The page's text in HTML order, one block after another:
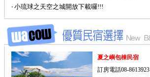
‧ 小琉球之天空之城開放下載囉!!!
夏之嶼包棟民宿
訂房電話08-8613923